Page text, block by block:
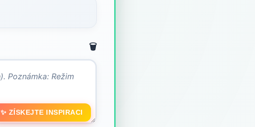
🗑️
✨ ZÍSKEJTE INSPIRACI